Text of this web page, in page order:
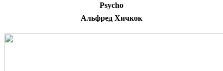
Psycho
Альфред Хичкок